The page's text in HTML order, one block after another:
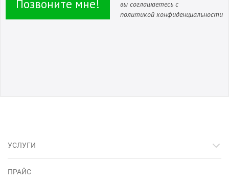
Позвоните мне!
вы соглашаетесь с
политикой конфиденциальности
УСЛУГИ
ПРАЙС